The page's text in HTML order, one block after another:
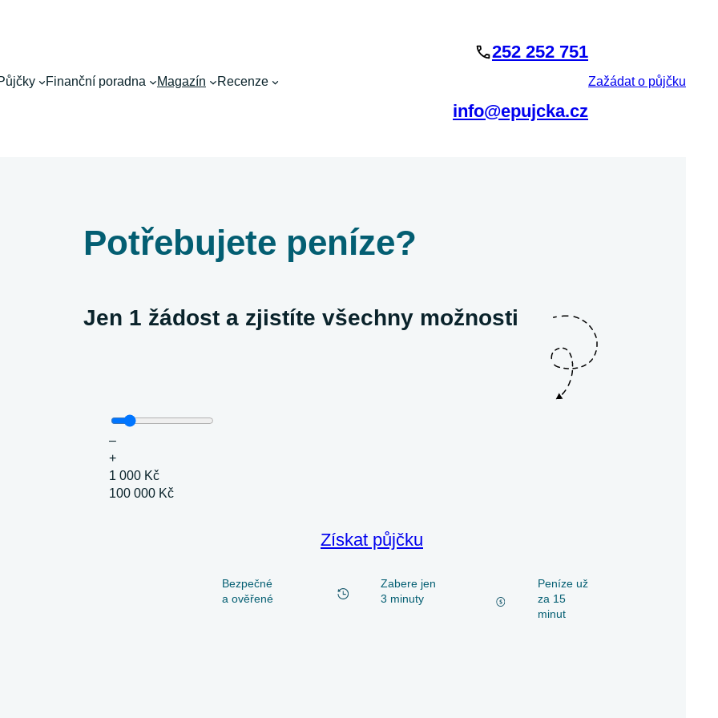
Finanční poradna Magazín Recenze
252 252 751
info@epujcka.cz
Zažádat o půjčku
Potřebujete peníze?
Jen 1 žádost a zjistíte všechny možnosti
–
+
1 000 Kč
100 000 Kč
Získat půjčku
Bezpečné
a ověřené
Zabere jen
3 minuty
Peníze už
za 15
minut